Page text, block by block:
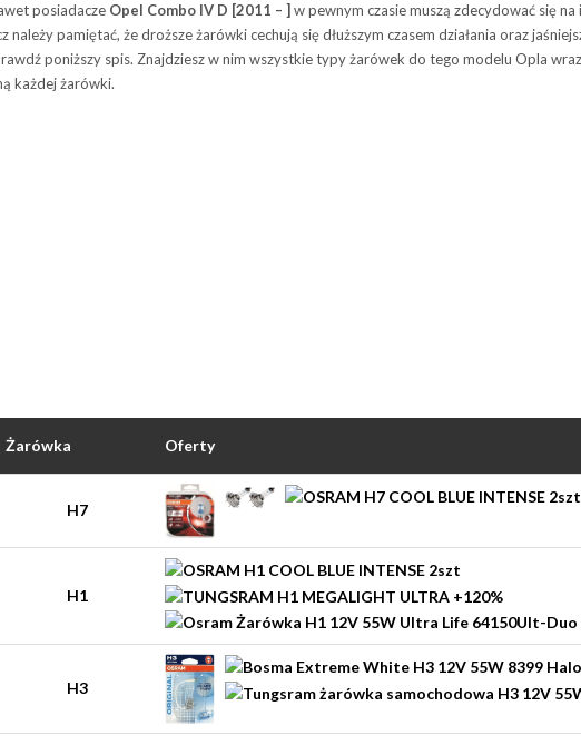
posiadacze Opel Combo IV D [2011 – ] w pewnym czasie muszą zdecydować się
pamiętać, że droższe żarówki cechują się dłuższym czasem działania oraz
poniższy spis. Znajdziesz w nim wszystkie typy żarówek do tego modelu Opla
każdej żarówki.
Żarówka Oferty
H7
H1
H3